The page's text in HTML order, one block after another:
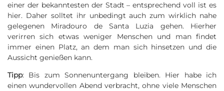
einer der bekanntesten der Stadt – entsprechend voll ist es
hier. Daher solltet ihr unbedingt auch zum wirklich nahe
gelegenen Miradouro de Santa Luzia gehen. Hierher
verirren sich etwas weniger Menschen und man findet
immer einen Platz, an dem man sich hinsetzen und die
Aussicht genießen kann.
Tipp: Bis zum Sonnenuntergang bleiben. Hier habe ich
einen wundervollen Abend verbracht, ohne viele Menschen